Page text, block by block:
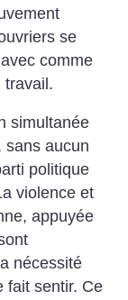
se
comme
travail.
simultanée
sans aucun
politique
violence et
appuyée
nécessité
fait sentir. Ce